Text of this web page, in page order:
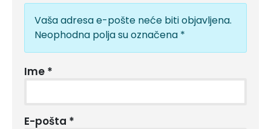
Vaša adresa e-pošte neće biti objavljena.
Neophodna polja su označena *
Ime *
E-pošta *